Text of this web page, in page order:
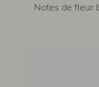
Notes de fleur